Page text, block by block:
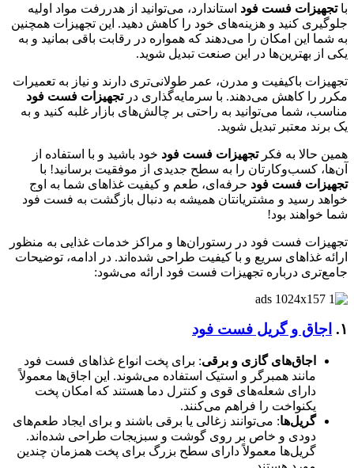
باتجهیزات فست فود استاندارد، می‌توانید از هدررفت مواد اولیه
جلوگیری کنید و هزینه‌های خود را کاهش دهید. این تجهیزات همچنین
به شما این امکان را می‌دهند که همواره در رقابت باقی بمانید و به
یکی از بهترین‌ها در این صنعت تبدیل شوید.
تجهیزات باکیفیت و مدرن، عمر طولانی‌تری دارند و نیاز به تعمیرات
مکرر را کاهش می‌دهند. با سرمایه‌گذاری درتجهیزات فست فود
مناسب، شما می‌توانید به راحتی بر چالش‌های بازار غلبه کنید و به
یک برند معتبر تبدیل شوید.
همین حالا به فکرتجهیزات فست فود خود باشید و با استفاده از
آن‌ها، کسب‌وکارتان را به سطح جدیدی از موفقیت برسانید! با
تجهیزات فست فود حرفه‌ای، طعم و کیفیت غذاهای شما به اوج
خواهد رسید و مشتریانتان همیشه به دنبال بازگشت به فست فود
شما خواهند بود!
تجهیزات فست فود در رستوران‌ها و مراکز خدمات غذایی به منظور
ارائه غذاهای سریع و با کیفیت طراحی شده‌اند. در ادامه، توضیحات
جامع‌تری درباره تجهیزات فست فود ارائه می‌شود:
۱. اجاق‌ و گریل‌ فست فود
اجاق‌های گازی و برقی: برای پخت انواع غذاهای فست فود
مانند همبرگر و استیک استفاده می‌شوند. این اجاق‌ها معمولاً
دارای شعله‌های قوی و کنترل دما هستند که امکان پخت
یکنواخت را فراهم می‌کنند.
گریل‌ها: می‌توانند زغالی یا برقی باشند و برای ایجاد طعم‌های
دودی و خاص بر روی گوشت و سبزیجات طراحی شده‌اند.
گریل‌ها معمولاً دارای سطح بزرگ برای پخت همزمان چندین